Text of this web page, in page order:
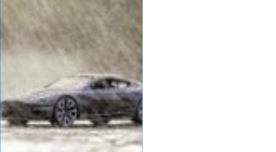
jurist, ofta av oro för
kostnader eller för att de
inte vet vart de ska
vända sig. Samtidigt kan